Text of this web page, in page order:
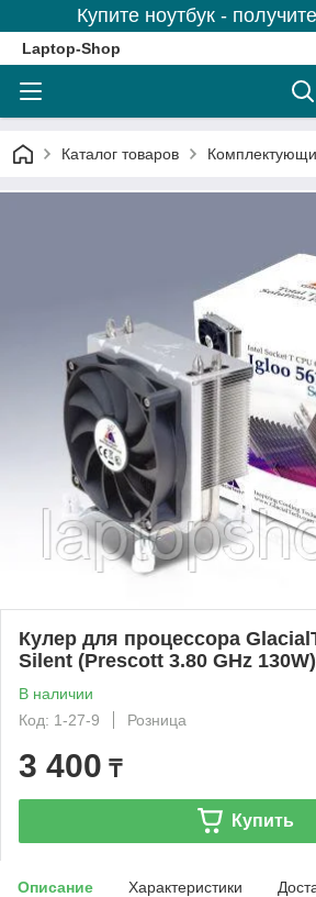
Купите ноутбук -
Laptop-Shop
Каталог товаров
Кулер для процессора
Silent (Prescott 3.80 GHz
В наличии
Код: 1-27-9
Розница
3 400 ₸
Купить
Описание Характеристики